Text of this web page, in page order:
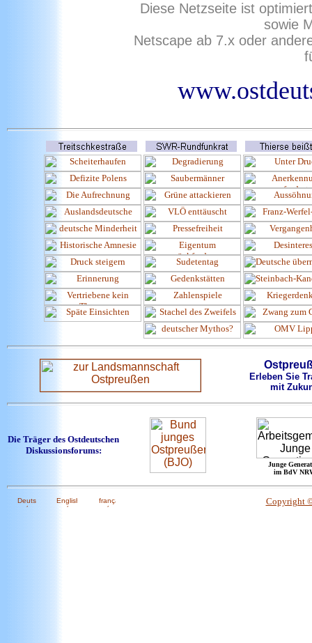
Diese Netzseite ist
sowie
Netscape ab 7.x oder
Erleben Sie
mit
Die Träger des Ostdeutschen
Diskussionsforums:
Junge
im BdV
Copyright